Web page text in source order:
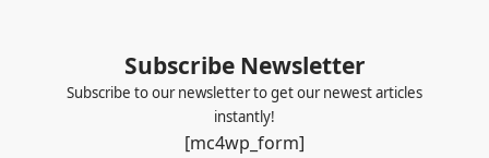
Subscribe Newsletter
Subscribe to our newsletter to get our newest articles
instantly!
[mc4wp_form]